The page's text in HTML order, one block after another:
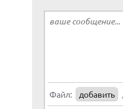
Файл: добавить